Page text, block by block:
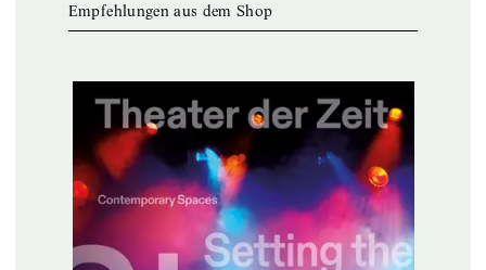
Empfehlungen aus dem Shop